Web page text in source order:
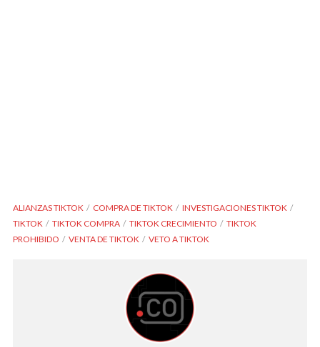
ALIANZAS TIKTOK COMPRA DE TIKTOK
INVESTIGACIONES TIKTOK
TIKTOK
TIKTOK COMPRA TIKTOK CRECIMIENTO
TIKTOK
PROHIBIDO
VENTA DE TIKTOK VETO A TIKTOK